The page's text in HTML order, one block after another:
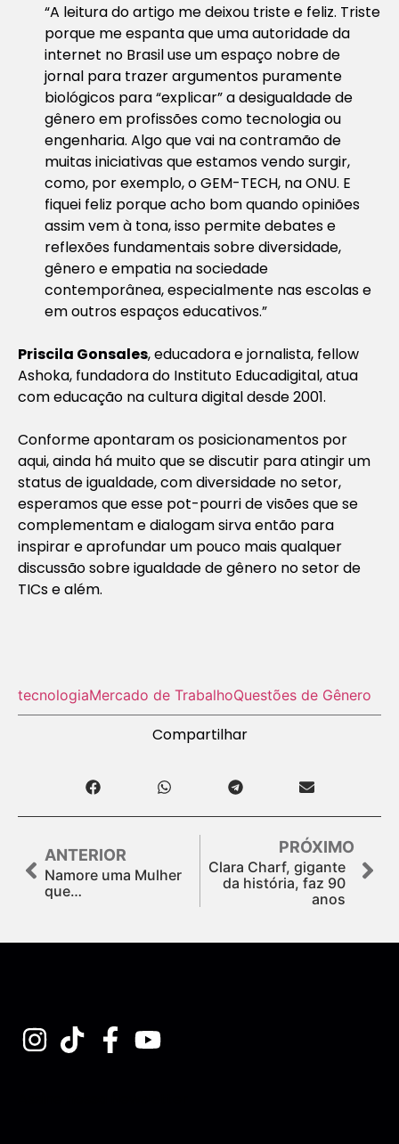
“A leitura do artigo me deixou triste e feliz. Triste
porque me espanta que uma autoridade da
internet no Brasil use um espaço nobre de
jornal para trazer argumentos puramente
biológicos para “explicar” a desigualdade de
gênero em profissões como tecnologia ou
engenharia. Algo que vai na contramão de
muitas iniciativas que estamos vendo surgir,
como, por exemplo, o GEM-TECH, na ONU. E
fiquei feliz porque acho bom quando opiniões
assim vem à tona, isso permite debates e
reflexões fundamentais sobre diversidade,
gênero e empatia na sociedade
contemporânea, especialmente nas escolas e
em outros espaços educativos.”
Priscila Gonsales, educadora e jornalista, fellow
Ashoka, fundadora do Instituto Educadigital, atua
com educação na cultura digital desde 2001.
Conforme apontaram os posicionamentos por
aqui, ainda há muito que se discutir para atingir um
status de igualdade, com diversidade no setor,
esperamos que esse pot-pourri de visões que se
complementam e dialogam sirva então para
inspirar e aprofundar um pouco mais qualquer
discussão sobre igualdade de gênero no setor de
TICs e além.
tecnologiaMercado de TrabalhoQuestões de Gênero
Compartilhar
ANTERIOR
Namore uma Mulher
que…
PRÓXIMO
Clara Charf, gigante
da história, faz 90
anos